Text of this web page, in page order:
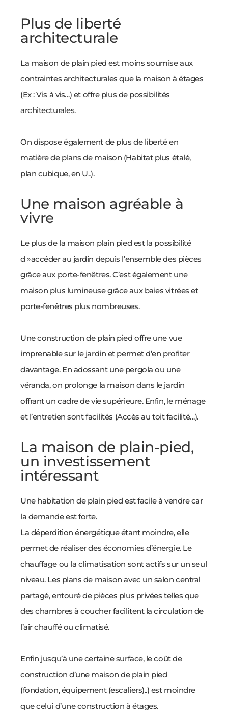
Plus de liberté
architecturale
La maison de plain pied est moins soumise aux
contraintes architecturales que la maison à étages
(Ex : Vis à vis…) et offre plus de possibilités
architecturales.
On dispose également de plus de liberté en
matière de plans de maison (Habitat plus étalé,
plan cubique, en U..).
Une maison agréable à
vivre
Le plus de la maison plain pied est la possibilité
d »accéder au jardin depuis l’ensemble des pièces
grâce aux porte-fenêtres. C’est également une
maison plus lumineuse grâce aux baies vitrées et
porte-fenêtres plus nombreuses.
Une construction de plain pied offre une vue
imprenable sur le jardin et permet d’en profiter
davantage. En adossant une pergola ou une
véranda, on prolonge la maison dans le jardin
offrant un cadre de vie supérieure. Enfin, le ménage
et l’entretien sont facilités (Accès au toit facilité…).
La maison de plain-pied,
un investissement
intéressant
Une habitation de plain pied est facile à vendre car
la demande est forte.
La déperdition énergétique étant moindre, elle
permet de réaliser des économies d’énergie. Le
chauffage ou la climatisation sont actifs sur un seul
niveau. Les plans de maison avec un salon central
partagé, entouré de pièces plus privées telles que
des chambres à coucher facilitent la circulation de
l’air chauffé ou climatisé.
Enfin jusqu’à une certaine surface, le coût de
construction d’une maison de plain pied
(fondation, équipement (escaliers)..) est moindre
que celui d’une construction à étages.